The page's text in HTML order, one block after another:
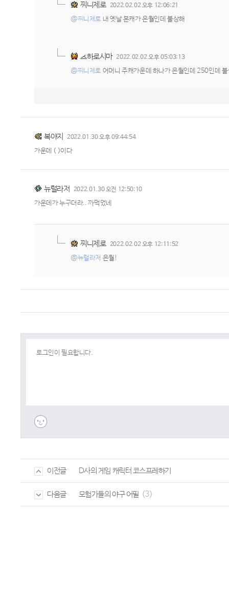
찌니제로 2022.02.02 오후 12:06:21
@찌니제로 내 옛날 본캐가 은월인데 불상해
츠하로시마 2022.02.02 오후 05:03:13
@찌니제로 어머니 주캐가운데 하나가 은월인데 250인데
복야지 2022.01.30 오후 09:44:54
가운데 ( )이다
뉴럴라저 2022.01.30 오전 12:50:10
가운데가 누구더라.. 까먹었네
찌니제로 2022.02.02 오후 12:11:52
@뉴럴라저 은월!
이전글 D사의 게임 캐릭터 코스프레하기
다음글 모험가들의 야구 어필 (3)